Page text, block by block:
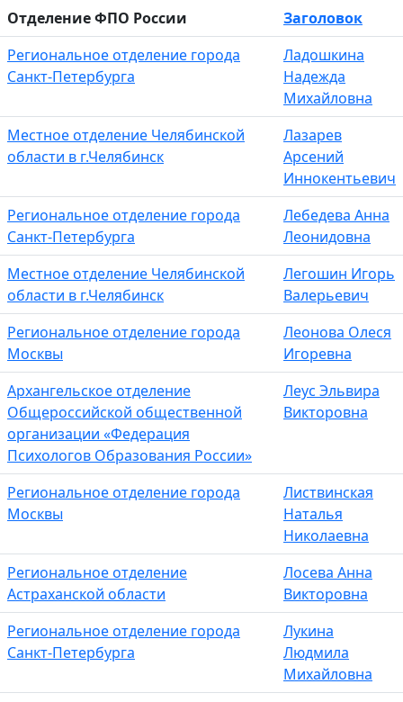
Отделение ФПО России
Заголовок
Региональное отделение города
Санкт-Петербурга
Ладошкина
Надежда
Михайловна
Местное отделение Челябинской
области в г.Челябинск
Лазарев
Арсений
Иннокентьевич
Региональное отделение города
Санкт-Петербурга
Лебедева Анна
Леонидовна
Местное отделение Челябинской
области в г.Челябинск
Легошин Игорь
Валерьевич
Региональное отделение города
Москвы
Леонова Олеся
Игоревна
Архангельское отделение
Общероссийской общественной
организации «Федерация
Психологов Образования России»
Леус Эльвира
Викторовна
Региональное отделение города
Москвы
Листвинская
Наталья
Николаевна
Региональное отделение
Астраханской области
Лосева Анна
Викторовна
Региональное отделение города
Санкт-Петербурга
Лукина
Людмила
Михайловна